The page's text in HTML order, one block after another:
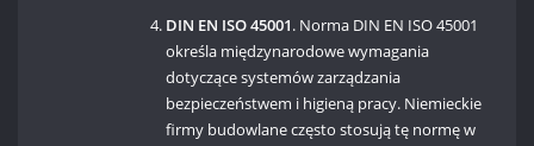
DIN EN ISO 45001. Norma DIN EN ISO 45001
określa międzynarodowe wymagania
dotyczące systemów zarządzania
bezpieczeństwem i higieną pracy. Niemieckie
firmy budowlane często stosują tę normę w